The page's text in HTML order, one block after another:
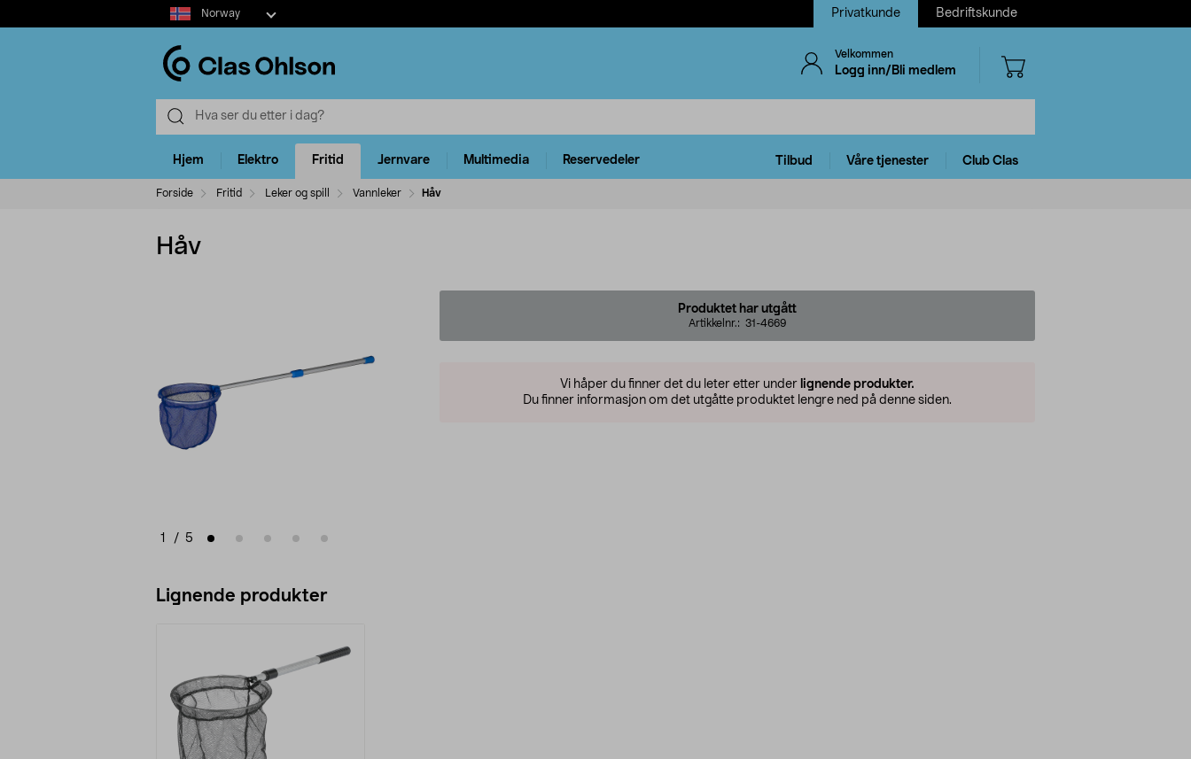
Select
market
Norway Privatkunde Bedriftskunde
Velkommen
Logg inn/Bli medlem
Hjem Elektro Fritid Jernvare Multimedia Reservedeler Tilbud Våre tjenester Club Clas
Forside Fritid Leker og spill Vannleker Håv
Håv
1 / 5
Produktet har utgått
Artikkelnr.: 31-4669
Vi håper du finner det du leter etter under lignende produkter.
Du finner informasjon om det utgåtte produktet lengre ned på denne siden.
Lignende produkter